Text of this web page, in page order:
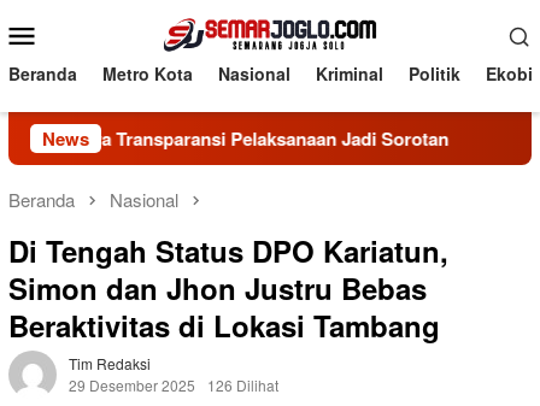
ke
kontenMobile
Beranda Metro Kota Nasional Kriminal Politik
News Pelaksanaan Jadi Sorotan AKSI
Beranda Nasional
Di Tengah Status DPO Kariatun,
Simon dan Jhon Justru Bebas
Beraktivitas di Lokasi Tambang
Tim Redaksi
29 Desember 2025
126 Dilihat